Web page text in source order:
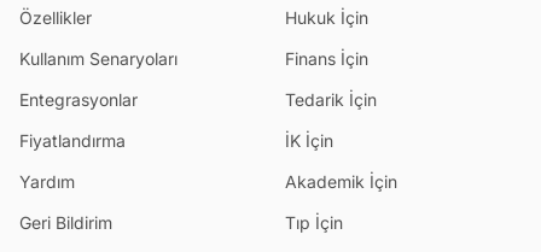
Özellikler
Kullanım Senaryoları
Entegrasyonlar
Fiyatlandırma
Yardım
Geri Bildirim
Hukuk İçin
Finans İçin
Tedarik İçin
İK İçin
Akademik İçin
Tıp İçin